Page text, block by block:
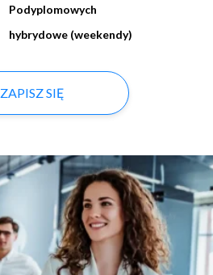
Podyplomowych
hybrydowe (weekendy)
ZAPISZ SIĘ